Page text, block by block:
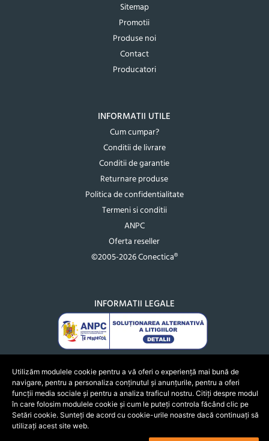
Sitemap
Promotii
Produse noi
Contact
Producatori
INFORMATII UTILE
Cum cumpar?
Conditii de livrare
Conditii de garantie
Returnare produse
Politica de confidentialitate
Termeni si conditii
ANPC
Oferta reseller
©2005-2026 Conectica®
INFORMATII LEGALE
Utilizăm modulele cookie pentru a vă oferi o experiență mai bună de
navigare, pentru a personaliza conținutul și anunțurile, pentru a oferi
funcții media sociale și pentru a analiza traficul nostru. Citiți despre modul
în care folosim modulele cookie și cum le puteți controla făcând clic pe
Setări cookie. Sunteți de acord cu cookie-urile noastre dacă continuați să
utilizați acest site web.